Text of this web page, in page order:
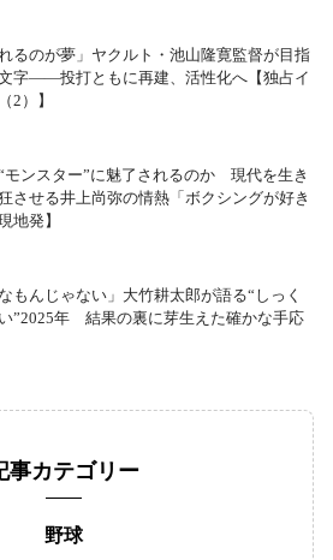
れるのが夢」ヤクルト・池山隆寛監督が目指
字――投打ともに再建、活性化へ【独占イ
2）】
モンスター”に魅了されるのか 現代を生き
させる井上尚弥の情熱「ボクシングが好き
地発】
もんじゃない」大竹耕太郎が語る“しっく
”2025年 結果の裏に芽生えた確かな手応
事カテゴリー
野球